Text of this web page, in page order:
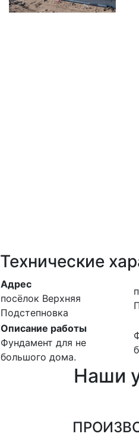
Технические
Адрес
посёлок Верхняя
Подстепновка
Описание работы
Фундамент для не
большого дома.
Наши